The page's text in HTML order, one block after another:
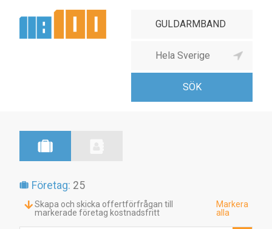
Företag: 25
Skapa och skicka offertförfrågan till
markerade företag kostnadsfritt
Markera
alla